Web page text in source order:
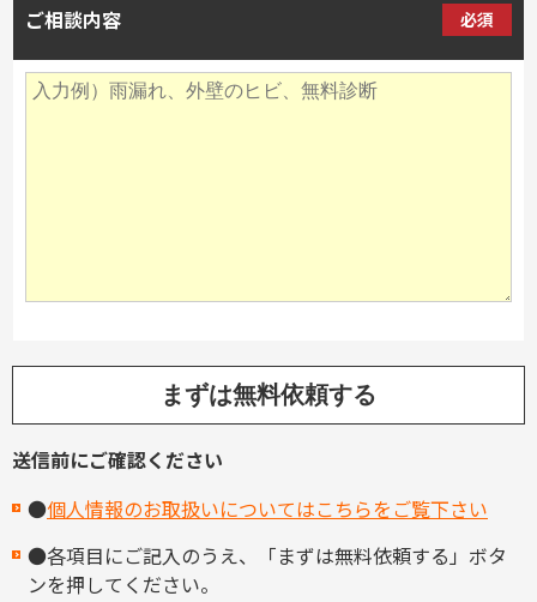
ご相談内容 必須
送信前にご確認ください
●個人情報のお取扱いについてはこちらをご覧下さい
●各項目にご記入のうえ、「まずは無料依頼する」ボタ
ンを押してください。